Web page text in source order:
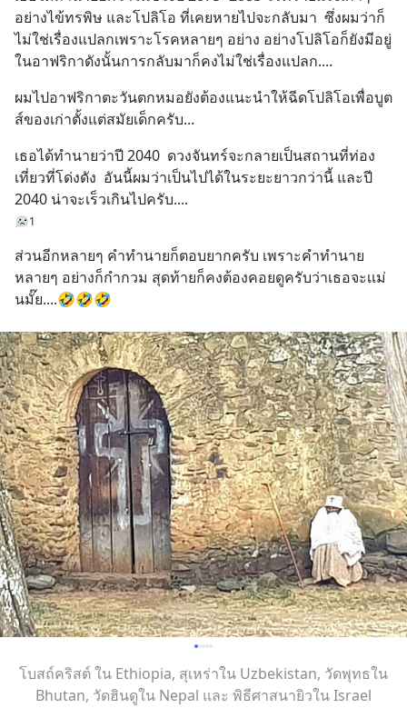
อย่างไข้ทรพิษ และโปลิโอ ที่เคยหายไปจะกลับมา  ซึ่งผมว่าก็
ไม่ใช่เรื่องแปลกเพราะโรคหลายๆ อย่าง อย่างโปลิโอก็ยังมีอยู่
ในอาฟริกาดังนั้นการกลับมาก็คงไม่ใช่เรื่องแปลก....
ผมไปอาฟริกาตะวันตกหมอยังต้องแนะนำให้ฉีดโปลิโอเพื่อบูต
ส์ของเก่าตั้งแต่สมัยเด็กครับ...
เธอได้ทำนายว่าปี 2040  ดวงจันทร์จะกลายเป็นสถานที่ท่อง
เที่ยวที่โด่งดัง  อันนี้ผมว่าเป็นไปได้ในระยะยาวกว่านี้ และปี
2040 น่าจะเร็วเกินไปครับ....
1
ส่วนอีกหลายๆ คำทำนายก็ตอบยากครับ เพราะคำทำนาย
หลายๆ อย่างก็กำกวม สุดท้ายก็คงต้องคอยดูครับว่าเธอจะเเม่
นมั๊ย....🤣🤣🤣
โบสถ์คริสต์ ใน Ethiopia, สุเหร่าใน Uzbekistan, วัดพุทธใน
Bhutan, วัดฮินดูใน Nepal และ พิธีศาสนายิวใน Israel